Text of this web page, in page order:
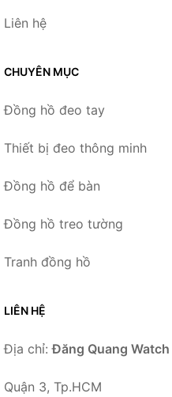
Liên hệ
CHUYÊN MỤC
Đồng hồ đeo tay
Thiết bị đeo thông minh
Đồng hồ để bàn
Đồng hồ treo tường
Tranh đồng hồ
LIÊN HỆ
Địa chỉ:Đăng Quang Watch
Quận 3, Tp.HCM